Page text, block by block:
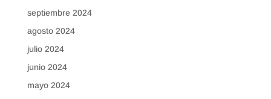
septiembre 2024
agosto 2024
julio 2024
junio 2024
mayo 2024